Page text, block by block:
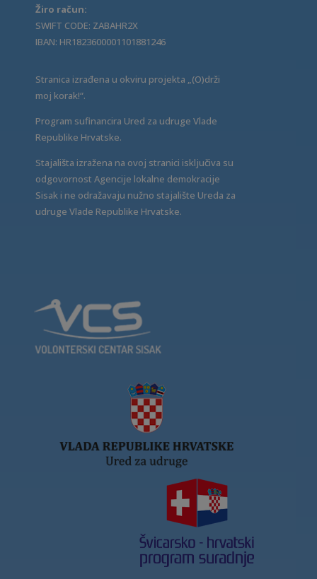
Žiro račun:
SWIFT CODE: ZABAHR2X
IBAN: HR1823600001101881246
Stranica izrađena u okviru projekta „(O)drži
moj korak!“.
Program sufinancira Ured za udruge Vlade
Republike Hrvatske.
Stajališta izražena na ovoj stranici isključiva su
odgovornost Agencije lokalne demokracije
Sisak i ne odražavaju nužno stajalište Ureda za
udruge Vlade Republike Hrvatske.